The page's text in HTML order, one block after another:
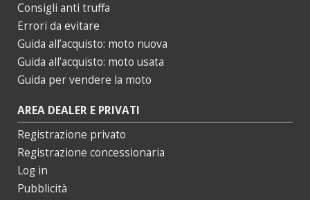
Consigli anti truffa
Errori da evitare
Guida all’acquisto: moto nuova
Guida all’acquisto: moto usata
Guida per vendere la moto
AREA DEALER E PRIVATI
Registrazione privato
Registrazione concessionaria
Log in
Pubblicità